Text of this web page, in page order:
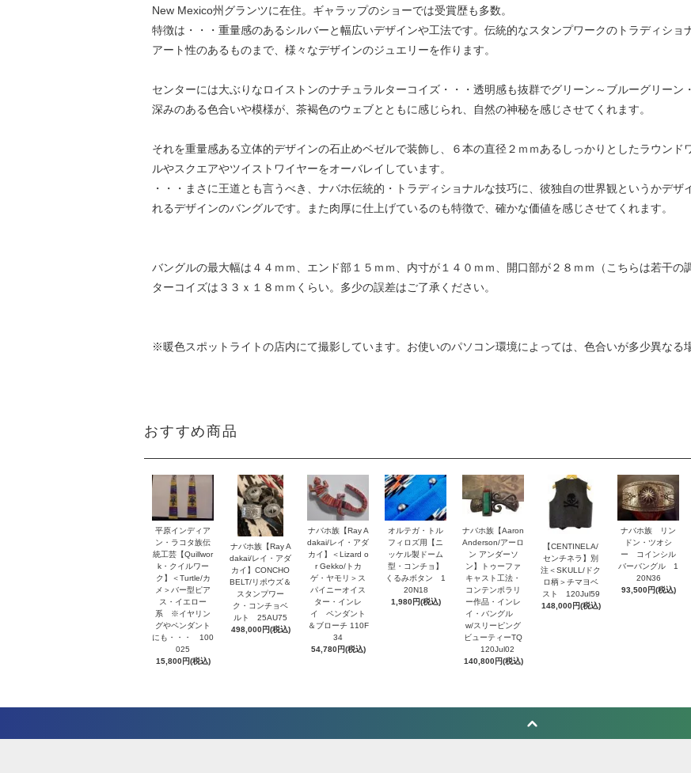
New Mexico州グランツに在住。ギャラップのショーでは受賞歴も多数。
特徴は・・・重量感のあるシルバーと幅広いデザインや工法です。伝統的なスタンプワークのトラディショ
アート性のあるものまで、様々なデザインのジュエリーを作ります。
センターには大ぶりなロイストンのナチュラルターコイズ・・・透明感も抜群でグリーン～ブルーグリーン
深みのある色合いや模様が、茶褐色のウェブとともに感じられ、自然の神秘を感じさせてくれます。
それを重量感ある立体的デザインの石止めベゼルで装飾し、６本の直径２ｍｍあるしっかりとしたラウン
ルやスクエアやツイストワイヤーをオーバレイしています。
・・・まさに王道とも言うべき、ナバホ伝統的・トラディショナルな技巧に、彼独自の世界観というかデ
れるデザインのバングルです。また肉厚に仕上げているのも特徴で、確かな価値を感じさせてくれます。
バングルの最大幅は４４ｍｍ、エンド部１５ｍｍ、内寸が１４０ｍｍ、開口部が２８ｍｍ（こちらは若干の
ターコイズは３３ｘ１８ｍｍくらい。多少の誤差はご了承ください。
※暖色スポットライトの店内にて撮影しています。お使いのパソコン環境によっては、色合いが多少異なる
おすすめ商品
平原インディア
ン・ラコタ族伝
統工芸【Quillwor
k・クイルワー
ク】＜Turtle/カ
メ＞バー型ピア
ス・イエロー
系 ※イヤリン
グやペンダント
にも・・・ 100
025
15,800円(税込)
ナバホ族【Ray A
dakai/レイ・アダ
カイ】CONCHO
BELT/リポウズ＆
スタンプワー
ク・コンチョベ
ルト 25AU75
498,000円(税込)
ナバホ族【Ray A
dakai/レイ・アダ
カイ】＜Lizard o
r Gekko/トカ
ゲ・ヤモリ＞ス
パイニーオイス
ター・インレ
イ ペンダント
＆ブローチ 110F
34
54,780円(税込)
オルテガ・トル
フィロズ用【ニ
ッケル製ドーム
型・コンチョ】
くるみボタン 1
20N18
1,980円(税込)
ナバホ族【Aaron
Anderson/アーロ
ン アンダーソ
ン】トゥーファ
キャスト工法・
コンテンポラリ
ー作品・インレ
イ・バングル
w/スリーピング
ビューティーTQ
120Jul02
140,800円(税込)
【CENTINELA/
センチネラ】別
注＜SKULL/ドク
ロ柄＞チマヨベ
スト 120Jul59
148,000円(税込)
ナバホ族 リン
ドン・ツオシ
ー コインシル
バーバングル 1
20N36
93,500円(税込)